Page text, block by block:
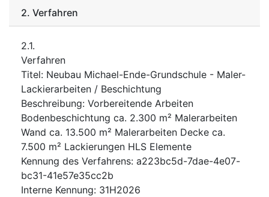
2. Verfahren
2.1.
Verfahren
Titel: Neubau Michael-Ende-Grundschule - Maler-
Lackierarbeiten / Beschichtung
Beschreibung: Vorbereitende Arbeiten
Bodenbeschichtung ca. 2.300 m² Malerarbeiten
Wand ca. 13.500 m² Malerarbeiten Decke ca.
7.500 m² Lackierungen HLS Elemente
Kennung des Verfahrens: a223bc5d-7dae-4e07-
bc31-41e57e35cc2b
Interne Kennung: 31H2026